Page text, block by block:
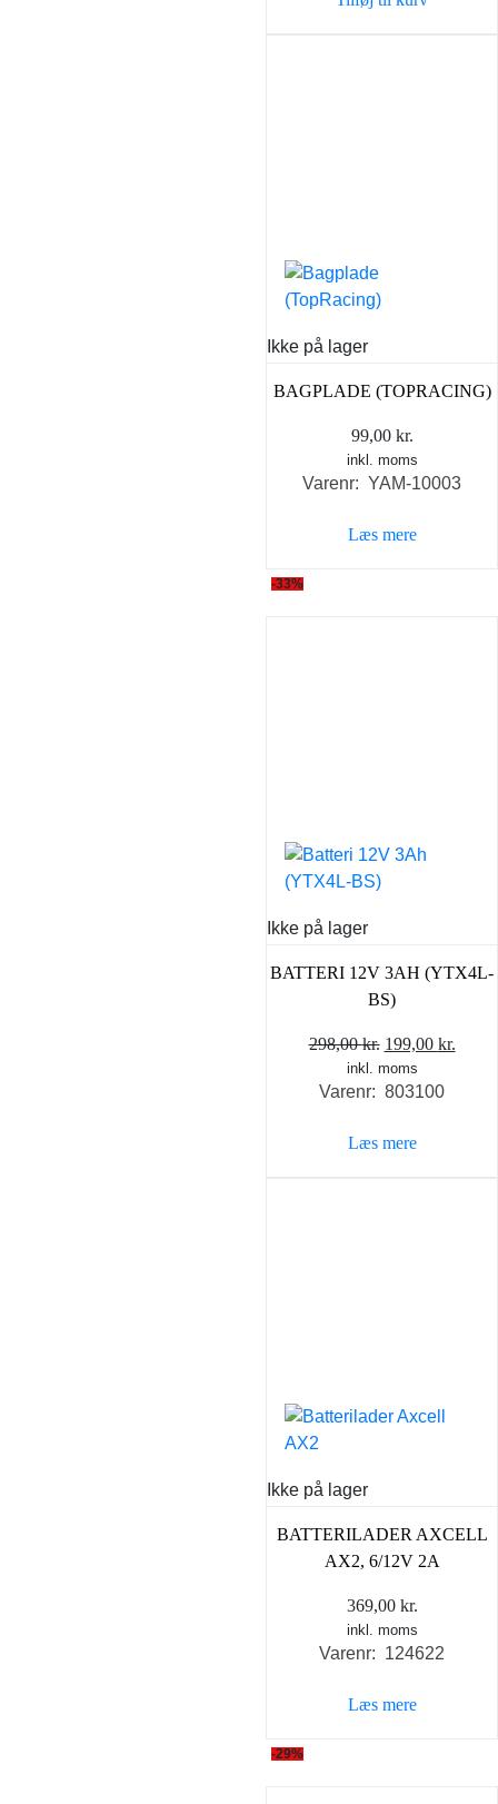
43,90 kr..
Ikke på lager
BAGPLADE (TOPRACING)
99,00 kr.
inkl. moms
Varenr: YAM-10003
Læs mere
-33%
Ikke på lager
BATTERI 12V 3AH (YTX4L-
BS)
298,00kr. Den
oprindelige
pris
298,00 kr..
199,00 kr.
inkl. moms
Varenr: 803100
Læs mere
Ikke på lager
BATTERILADER AXCELL
AX2, 6/12V 2A
369,00 kr.
inkl. moms
Varenr: 124622
Læs mere
-29%